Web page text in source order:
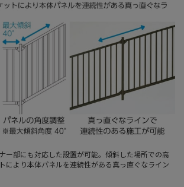
ー部にも対応した設置が可能。傾斜した場所での高
により本体パネルを連続性がある真っ直ぐなライン